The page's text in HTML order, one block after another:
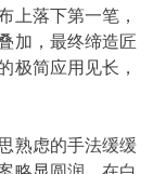
上落下第一笔，
加，最终缔造匠
极简应用见长，
熟虑的手法缓缓